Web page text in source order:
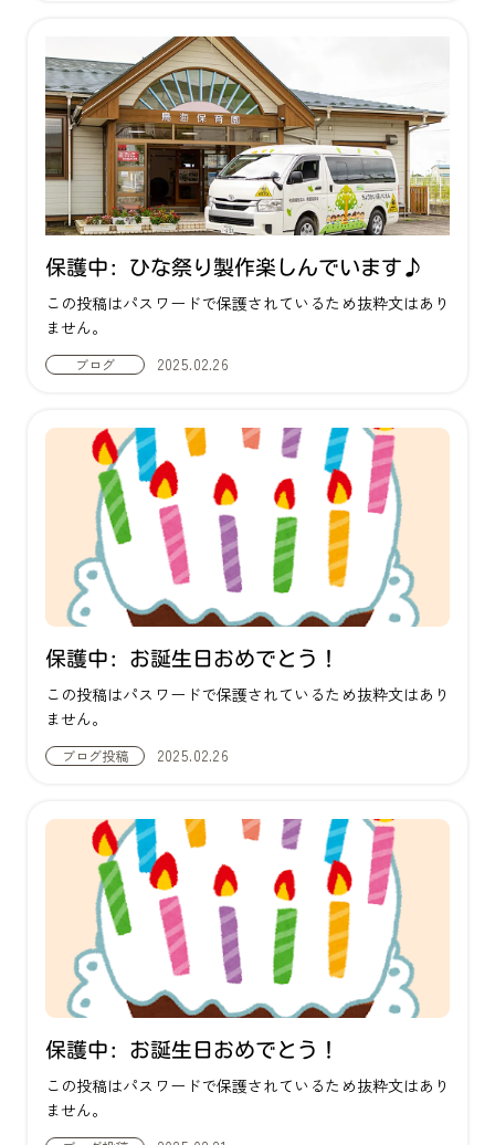
保護中: ひな祭り製作楽しんでいます♪
ブログ 2025.02.26
この投稿はパスワードで保護されているため抜粋文はあり
ません。
保護中: お誕生日おめでとう！
ブログ投稿 2025.02.26
この投稿はパスワードで保護されているため抜粋文はあり
ません。
保護中: お誕生日おめでとう！
この投稿はパスワードで保護されているため抜粋文はあり
ません。